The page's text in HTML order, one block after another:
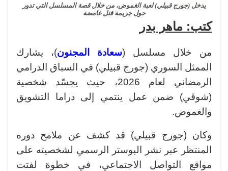
يدخل (جورج قبيلي) لعبة الغموض، من خلال قصة المسلسل التي تدور
حول جريمة قتل غامضة
كتب: ماهر بدر
من خلال مسلسل (سعادة المجنون)، يشارك
الممثل السوري (جورج قبيلي) في السباق الدرامي
الرمضاني لعام 2026، حيث يجسّد شخصية
(شوقي) ضمن عمل ينتمي إلى دراما التشويق
والغموض.
وكان (جورج قبيلي) قد كشف عن ملامح دوره
المنتظر عبر نشر البوستر الرسمي لشخصيته على
مواقع التواصل الاجتماعي، في خطوة لفتت